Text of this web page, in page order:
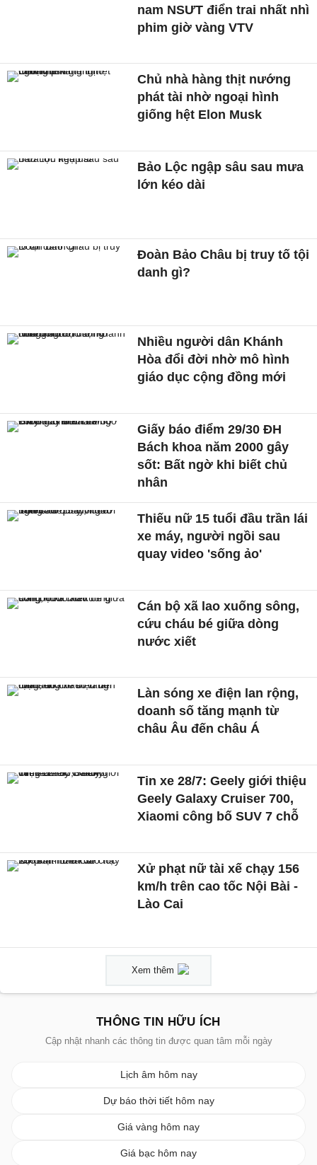
nam NSƯT điển trai nhất nhì
phim giờ vàng VTV
Chủ nhà hàng thịt nướng
phát tài nhờ ngoại hình
giống hệt Elon Musk
Bảo Lộc ngập sâu sau mưa
lớn kéo dài
Đoàn Bảo Châu bị truy tố tội
danh gì?
Nhiều người dân Khánh
Hòa đổi đời nhờ mô hình
giáo dục cộng đồng mới
Giấy báo điểm 29/30 ĐH
Bách khoa năm 2000 gây
sốt: Bất ngờ khi biết chủ
nhân
Thiếu nữ 15 tuổi đầu trần lái
xe máy, người ngồi sau
quay video 'sống ảo'
Cán bộ xã lao xuống sông,
cứu cháu bé giữa dòng
nước xiết
Làn sóng xe điện lan rộng,
doanh số tăng mạnh từ
châu Âu đến châu Á
Tin xe 28/7: Geely giới thiệu
Geely Galaxy Cruiser 700,
Xiaomi công bố SUV 7 chỗ
Xử phạt nữ tài xế chạy 156
km/h trên cao tốc Nội Bài -
Lào Cai
Xem thêm
THÔNG TIN HỮU ÍCH
Cập nhật nhanh các thông tin được quan tâm mỗi ngày
Lịch âm hôm nay
Dự báo thời tiết hôm nay
Giá vàng hôm nay
Giá bạc hôm nay